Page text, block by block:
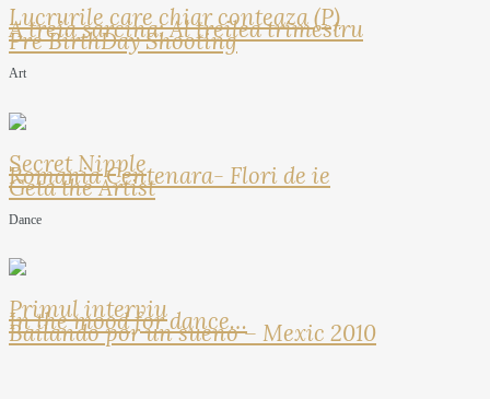
Lucrurile care chiar conteaza (P)
A treia sarcina: Al treilea trimestru
Pre BirthDay Shooting
Art
Secret Nipple
Romania Centenara- Flori de ie
Geta the Artist
Dance
Primul interviu
In the mood for dance…
Bailando por un sueno – Mexic 2010